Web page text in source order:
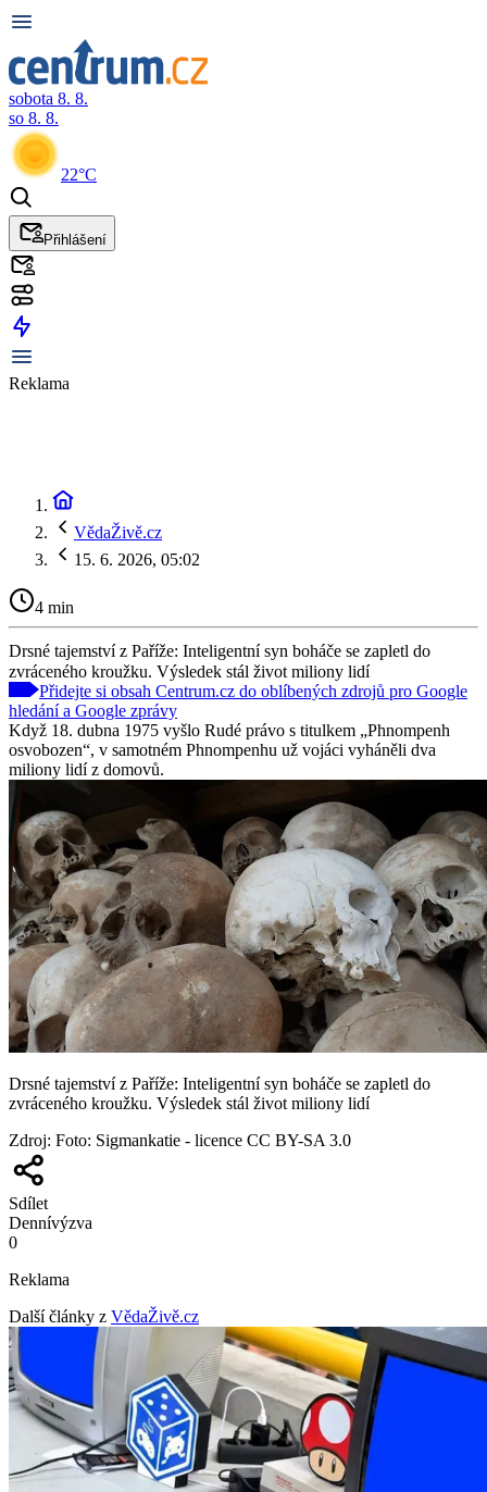
sobota 8. 8.
so 8. 8.
22°C
Přihlášení
Reklama
VědaŽivě.cz
15. 6. 2026, 05:02
4 min
Drsné tajemství z Paříže: Inteligentní syn boháče se zapletl do
zvráceného kroužku. Výsledek stál život miliony lidí
Přidejte si obsah Centrum.cz do oblíbených zdrojů pro Google
hledání a Google zprávy
Když 18. dubna 1975 vyšlo Rudé právo s titulkem „Phnompenh
osvobozen“, v samotném Phnompenhu už vojáci vyháněli dva
miliony lidí z domovů.
Drsné tajemství z Paříže: Inteligentní syn boháče se zapletl do
zvráceného kroužku. Výsledek stál život miliony lidí
Zdroj: Foto: Sigmankatie - licence CC BY-SA 3.0
Sdílet
Dennívýzva
0
Reklama
Další články z VědaŽivě.cz